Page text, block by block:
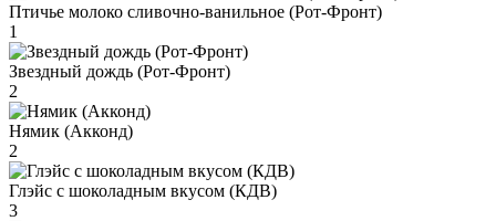
Птичье молоко сливочно-ванильное (Рот-Фронт)
1
Звездный дождь (Рот-Фронт)
2
Нямик (Акконд)
2
Глэйс с шоколадным вкусом (КДВ)
3